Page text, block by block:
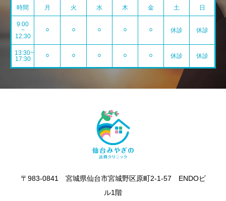
時間 月 火 水 木 金 土 日
9:00
~
12:30
⚪︎ ⚪︎ ⚪︎ ⚪︎ ⚪︎ 休診 休診
13:30~
17:30
⚪︎ ⚪︎ ⚪︎ ⚪︎ ⚪︎ 休診 休診
〒983-0841 宮城県仙台市宮城野区原町2-1-57 ENDOビ
ル1階